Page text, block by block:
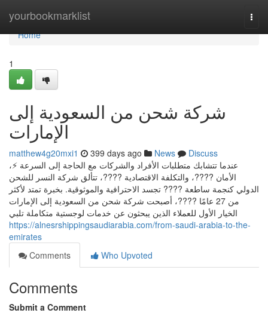
yourbookmarklist
Home
Home
1
شركة شحن من السعودية إلى
الإمارات
matthew4g20mxi1 399 days ago News
Discuss
عندما تتشابك متطلبات الأفراد والشركات مع الحاجة إلى السرعة ⚡،
الأمان ????، والتكلفة الاقتصادية ????، تتألق شركة النسر للشحن
الدولي كنجمة ساطعة ???? تجسد الاحترافية والموثوقية. بخبرة تمتد لأكثر
من 27 عامًا ????، أصبحت شركة شحن من السعودية إلى الإمارات
الخيار الأول للعملاء الذين يبحثون عن خدمات لوجستية متكاملة تلبي
https://alnesrshippingsaudiarabia.com/from-saudi-arabia-to-the-
emirates
Comments
Who Upvoted
Comments
Submit a Comment